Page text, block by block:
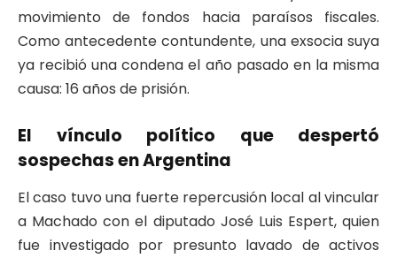
movimiento de fondos hacia paraísos fiscales.
Como antecedente contundente, una exsocia suya
ya recibió una condena el año pasado en la misma
causa: 16 años de prisión.
El vínculo político que despertó
sospechas en Argentina
El caso tuvo una fuerte repercusión local al vincular
a Machado con el diputado José Luis Espert, quien
fue investigado por presunto lavado de activos